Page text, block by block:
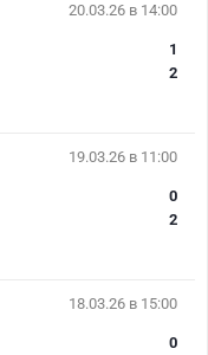
20.03.26 в 14:00
1
2
19.03.26 в 11:00
0
2
18.03.26 в 15:00
0